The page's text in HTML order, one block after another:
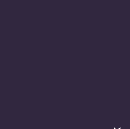
sortiment.
värld av hemligheter,
Shoppa nu och
deckare &
sortiment. Perfekt
verklighet och
där varje sida håller